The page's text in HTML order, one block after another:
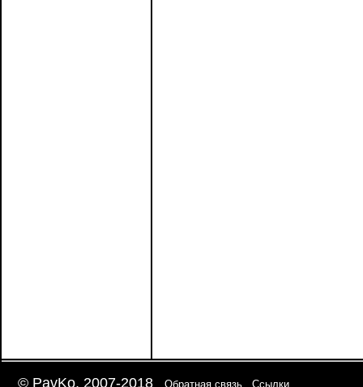
© PavKo, 2007-2018 Обратная связь Ссылки